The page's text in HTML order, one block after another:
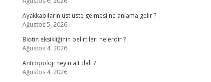
Ayakkabıların üst üste gelmesi ne anlama gelir ?
Ağustos 5, 2026
Biotin eksikliğinin belirtileri nelerdir ?
Ağustos 4, 2026
Antropoloji neyin alt dalı ?
Ağustos 4, 2026